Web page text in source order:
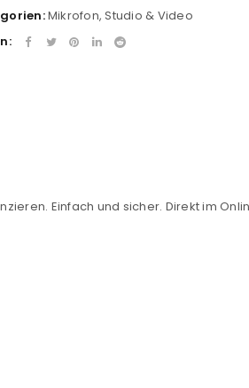
Mikrofon,Studio & Video
Einfach und sicher. Direkt im